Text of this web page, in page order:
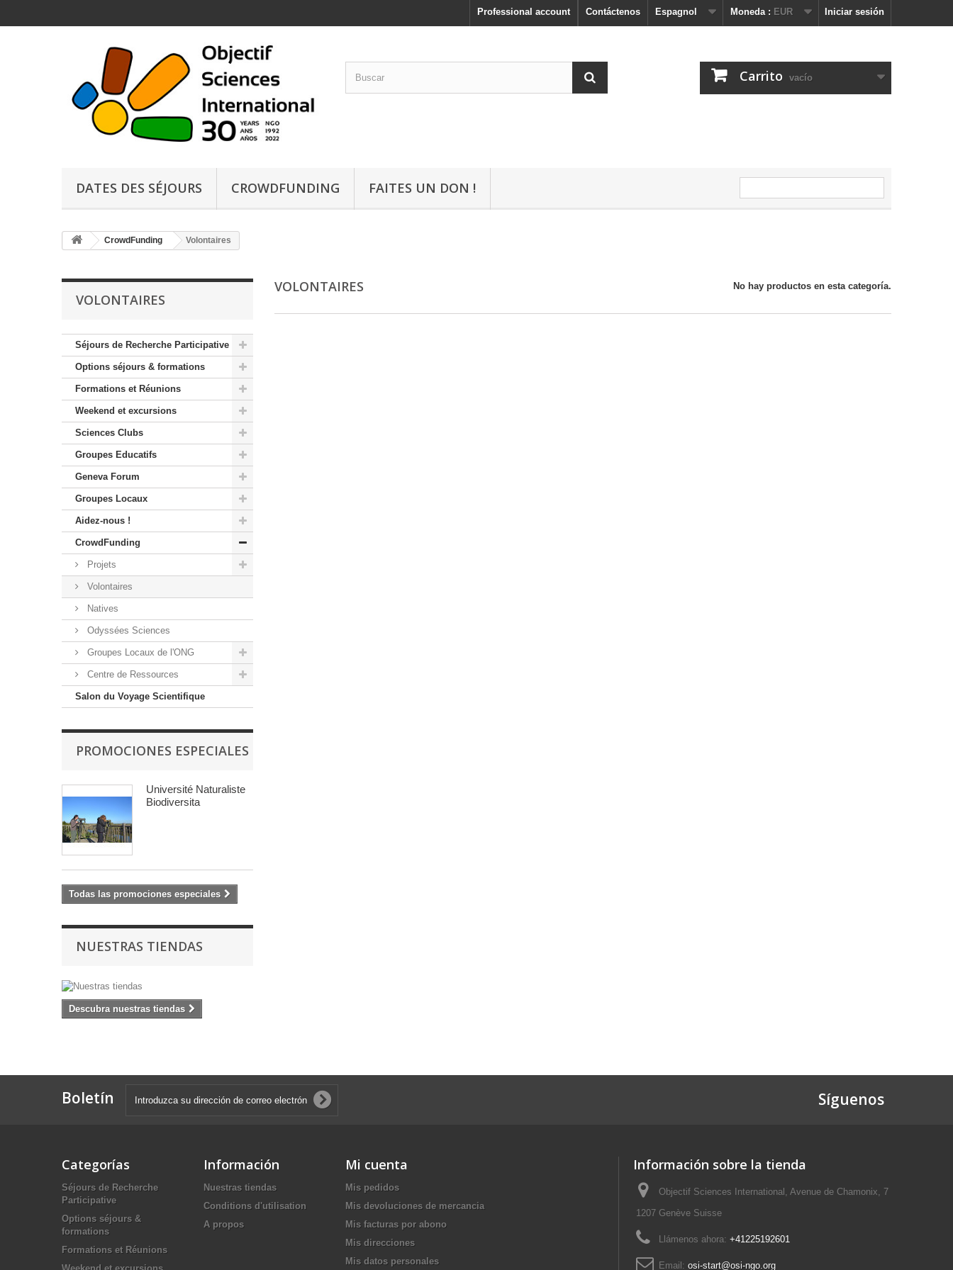
Iniciar sesión
Moneda : EUR
Espagnol
Contáctenos
Professional account
Carrito vacío
DATES DES SÉJOURS CROWDFUNDING FAITES UN DON !
CrowdFunding Volontaires
VOLONTAIRES
Séjours de Recherche Participative
Options séjours & formations
Formations et Réunions
Weekend et excursions
Sciences Clubs
Groupes Educatifs
Geneva Forum
Groupes Locaux
Aidez-nous !
CrowdFunding
Projets
Volontaires
Natives
Odyssées Sciences
Groupes Locaux de l'ONG
Centre de Ressources
Salon du Voyage Scientifique
PROMOCIONES ESPECIALES
Université Naturaliste
Biodiversita
Todas las promociones especiales
NUESTRAS TIENDAS
Descubra nuestras tiendas
VOLONTAIRES No hay productos en esta categoría.
Boletín Síguenos
Categorías
Séjours de Recherche
Participative
Options séjours &
formations
Formations et Réunions
Información
Nuestras tiendas
Conditions d'utilisation
A propos
Mi cuenta
Mis pedidos
Mis devoluciones de mercancia
Mis facturas por abono
Mis direcciones
Mis datos personales
Información sobre la tienda
Objectif Sciences International, Avenue de Chamonix, 7
1207 Genève Suisse
Llámenos ahora: +41225192601
Email: osi-start@osi-ngo.org